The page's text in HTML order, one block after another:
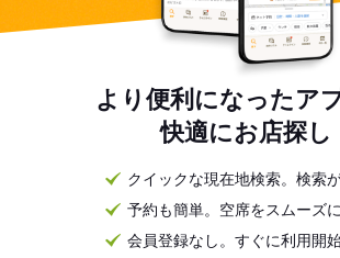
より便利になったア
快適にお店探し
クイックな現在地検索。検索
予約も簡単。空席をスムーズ
会員登録なし。すぐに利用開